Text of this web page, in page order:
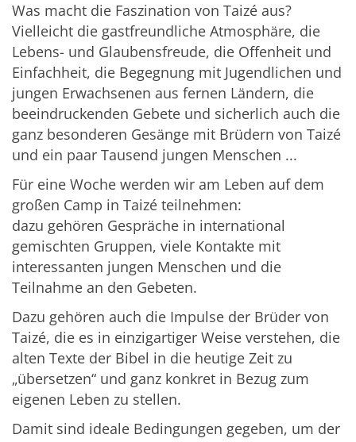
Was macht die Faszination von Taizé aus?
Vielleicht die gastfreundliche Atmosphäre, die
Lebens- und Glaubensfreude, die Offenheit und
Einfachheit, die Begegnung mit Jugendlichen und
jungen Erwachsenen aus fernen Ländern, die
beeindruckenden Gebete und sicherlich auch die
ganz besonderen Gesänge mit Brüdern von Taizé
und ein paar Tausend jungen Menschen ...
Für eine Woche werden wir am Leben auf dem
großen Camp in Taizé teilnehmen:
dazu gehören Gespräche in international
gemischten Gruppen, viele Kontakte mit
interessanten jungen Menschen und die
Teilnahme an den Gebeten.
Dazu gehören auch die Impulse der Brüder von
Taizé, die es in einzigartiger Weise verstehen, die
alten Texte der Bibel in die heutige Zeit zu
„übersetzen“ und ganz konkret in Bezug zum
eigenen Leben zu stellen.
Damit sind ideale Bedingungen gegeben, um der